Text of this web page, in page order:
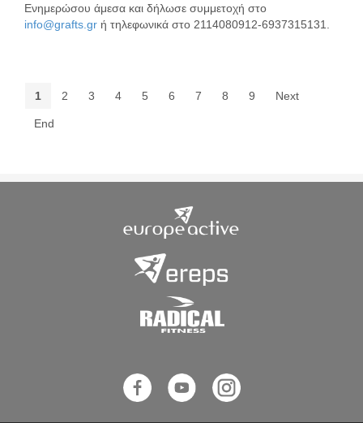
Ενημερώσου άμεσα και δήλωσε συμμετοχή στο
info@grafts.gr ή τηλεφωνικά στο 2114080912-6937315131.
1 2 3 4 5 6 7 8 9 Next
End